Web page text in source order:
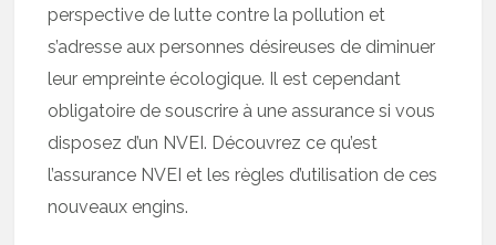
perspective de lutte contre la pollution et
s’adresse aux personnes désireuses de diminuer
leur empreinte écologique. Il est cependant
obligatoire de souscrire à une assurance si vous
disposez d’un NVEI. Découvrez ce qu’est
l’assurance NVEI et les règles d’utilisation de ces
nouveaux engins.